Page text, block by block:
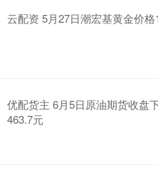
云配资 5月27日潮宏基黄金价
优配货主 6月5日原油期货收盘
463.7元